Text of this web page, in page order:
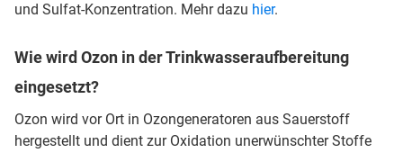
und Sulfat-Konzentration. Mehr dazu hier.
Wie wird Ozon in der Trinkwasseraufbereitung
eingesetzt?
Ozon wird vor Ort in Ozongeneratoren aus Sauerstoff
hergestellt und dient zur Oxidation unerwünschter Stoffe